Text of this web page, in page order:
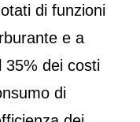
di funzioni
e a
35% dei costi
di